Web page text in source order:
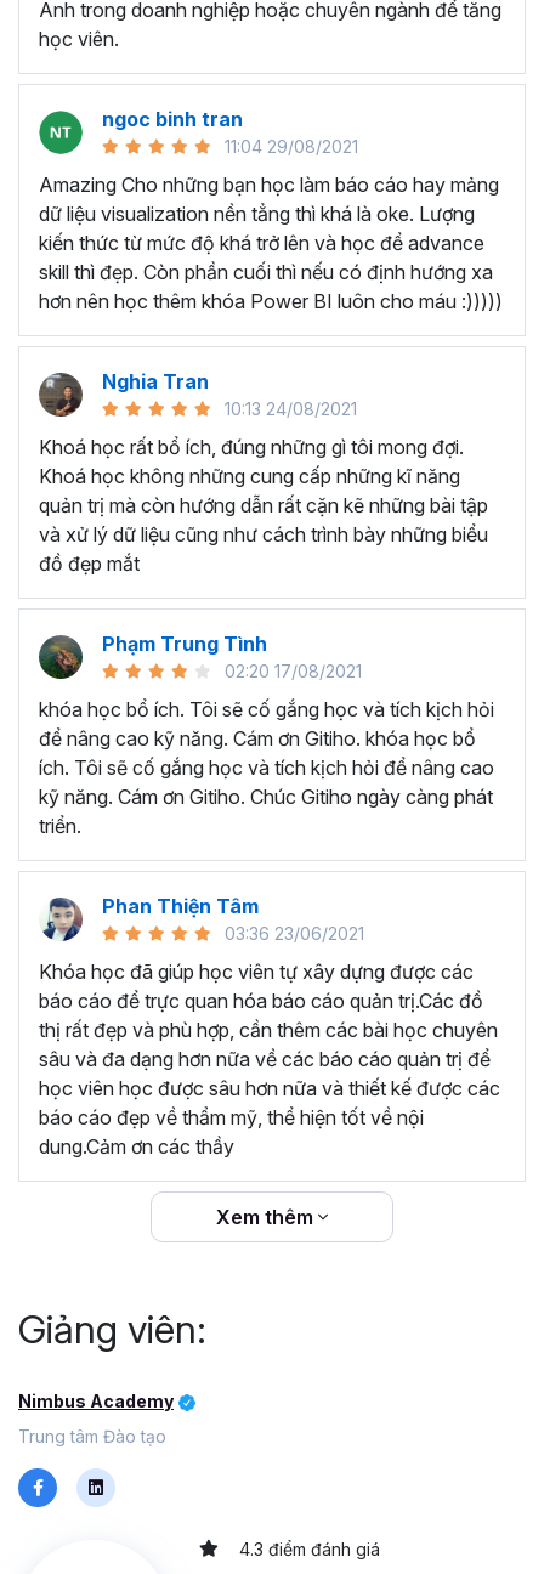
cầu.
Chưa có tư duy và biết cách tạo và tổ chức bố cục
báo cáo khoa học, đẹp mắt.
bằng biểu đồ, bảng biểu.
Tốn nhiều giờ để làm báo cáo, hiệu suất thực hiện
công việc kém.
Do đó, bạn cần học xây dựng báo cáo quản trị bằng
Excel, không chỉ giúp bạn giải quyết những vấn đề hiện tại
mà còn trang bị cho bạn những kỹ năng quý giá để nâng
Ai có thể tham gia khóa học?
Khóa học làm báo cáo trên Excel này dành cho bất kỳ ai
muốn sử dụng Excel để xây dựng báo cáo quản trị, cụ
thể:
Nhân viên kế toán, tài chính cần tạo báo cáo định
kỳ như Báo cáo tài chính, quản lý ngân sách và chi
tiêu, phân tích chi phí, thuế, doanh thu,...
Chuyên viên phân tích dữ liệu cần tạo các biểu đồ,
báo cáo trực quan để hỗ trợ ra quyết định.
Quản lý dự án cần xây dựng các báo cáo quản lý
tiến độ, ngân sách và hiệu quả dự án.
Các chuyên viên phụ trách lập kế hoạch và phân
tích hiệu quả hoạt động của doanh nghiệp.
Những người đang điều hành doanh nghiệp nhỏ và
cần các công cụ báo cáo để quản lý hoạt động kinh
ngần ngại đăng ký ngay khóa học
thống Báo cáo Quản trị bằng Excel
năng làm báo cáo trên Excel, cũng như tiết kiệm nhiều thời
gian khi làm việc hơn nhé!
Anh trong doanh nghiệp hoặc chuyên ngành để tăng
học viên.
ngoc binh tran
11:04 29/08/2021
Amazing Cho những bạn học làm báo cáo hay mảng
dữ liệu visualization nền tẳng thì khá là oke. Lượng
kiến thức từ mức độ khá trở lên và học để advance
skill thì đẹp. Còn phần cuối thì nếu có định hướng xa
hơn nên học thêm khóa Power BI luôn cho máu :)))))
Nghia Tran
10:13 24/08/2021
Khoá học rất bổ ích, đúng những gì tôi mong đợi.
Khoá học không những cung cấp những kĩ năng
quản trị mà còn hướng dẫn rất cặn kẽ những bài tập
và xử lý dữ liệu cũng như cách trình bày những biểu
đồ đẹp mắt
Phạm Trung Tình
02:20 17/08/2021
khóa học bổ ích. Tôi sẽ cố gắng học và tích kịch hỏi
để nâng cao kỹ năng. Cám ơn Gitiho. khóa học bổ
ích. Tôi sẽ cố gắng học và tích kịch hỏi để nâng cao
kỹ năng. Cám ơn Gitiho. Chúc Gitiho ngày càng phát
triển.
Phan Thiện Tâm
03:36 23/06/2021
Khóa học đã giúp học viên tự xây dựng được các
báo cáo để trực quan hóa báo cáo quản trị.Các đồ
thị rất đẹp và phù hợp, cần thêm các bài học chuyên
sâu và đa dạng hơn nữa về các báo cáo quản trị để
học viên học được sâu hơn nữa và thiết kế được các
báo cáo đẹp về thẩm mỹ, thể hiện tốt về nội
dung.Cảm ơn các thầy
Xem thêm
Giảng viên:
Nimbus Academy
Trung tâm Đào tạo
4.3 điểm đánh giá